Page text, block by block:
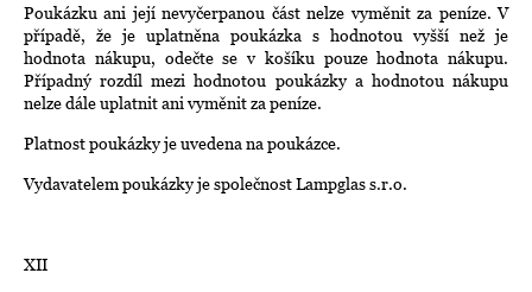
Poukázku ani její nevyčerpanou část nelze vyměnit za peníze. V
případě, že je uplatněna poukázka s hodnotou vyšší než je
hodnota nákupu, odečte se v košíku pouze hodnota nákupu.
Případný rozdíl mezi hodnotou poukázky a hodnotou nákupu
nelze dále uplatnit ani vyměnit za peníze.
Platnost poukázky je uvedena na poukázce.
Vydavatelem poukázky je společnost Lampglas s.r.o.
XII